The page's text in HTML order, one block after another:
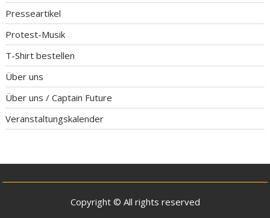
Presseartikel
Protest-Musik
T-Shirt bestellen
Über uns
Über uns / Captain Future
Veranstaltungskalender
Copyright © All rights reserved